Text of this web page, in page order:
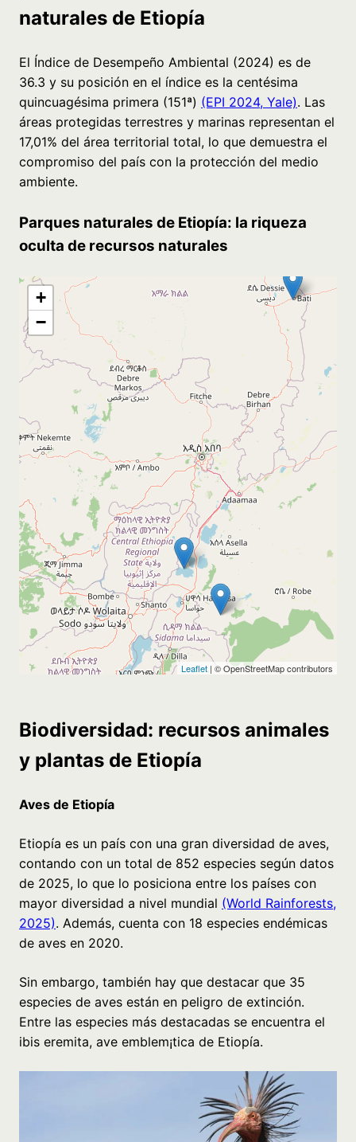
naturales de Etiopía
El Índice de Desempeño Ambiental (2024) es de
36.3 y su posición en el índice es la centésima
quincuagésima primera (151ª) (EPI 2024, Yale). Las
áreas protegidas terrestres y marinas representan el
17,01% del área territorial total, lo que demuestra el
compromiso del país con la protección del medio
ambiente.
Parques naturales de Etiopía: la riqueza
oculta de recursos naturales
Biodiversidad: recursos animales
y plantas de Etiopía
Aves de Etiopía
Etiopía es un país con una gran diversidad de aves,
contando con un total de 852 especies según datos
de 2025, lo que lo posiciona entre los países con
mayor diversidad a nivel mundial (World Rainforests,
2025). Además, cuenta con 18 especies endémicas
de aves en 2020.
Sin embargo, también hay que destacar que 35
especies de aves están en peligro de extinción.
Entre las especies más destacadas se encuentra el
ibis eremita, ave emblem¡tica de Etiopía.